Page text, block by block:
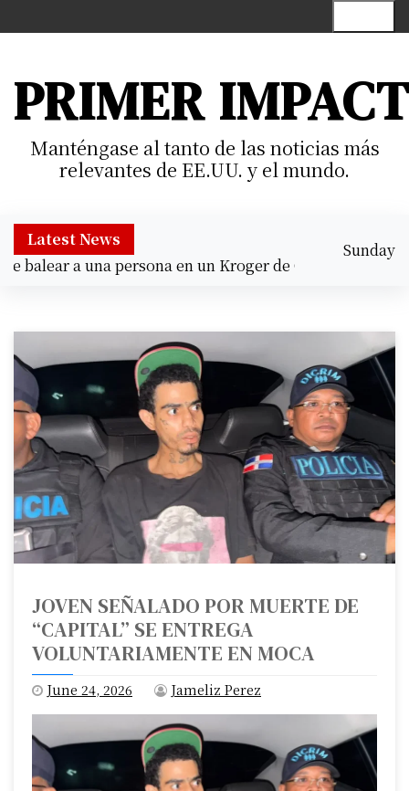
k
PRIMER
Manténgase al tanto de las noticias más
relevantes de EE.UU. y el mundo.
Latest News
a una persona en un Kroger de Cypress |
Prisión
Sunday
JOVEN SEÑALADO POR MUERTE DE
“CAPITAL” SE ENTREGA
VOLUNTARIAMENTE EN MOCA
June 24, 2026 Jameliz Perez